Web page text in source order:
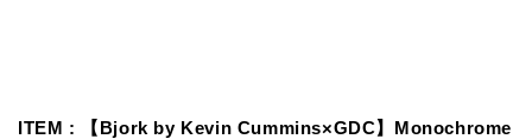
ITEM : 【Bjork by Kevin Cummins×GDC】Monochrome